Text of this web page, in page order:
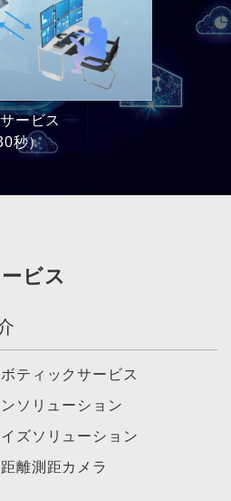
ービス
秒）
ビス
ティックサービス
ソリューション
ズソリューション
離測距カメラ